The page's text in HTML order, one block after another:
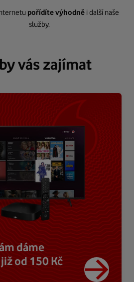
pořídíte výhodně i další naše
služby.
vás zajímat
dáme
od 150 Kč